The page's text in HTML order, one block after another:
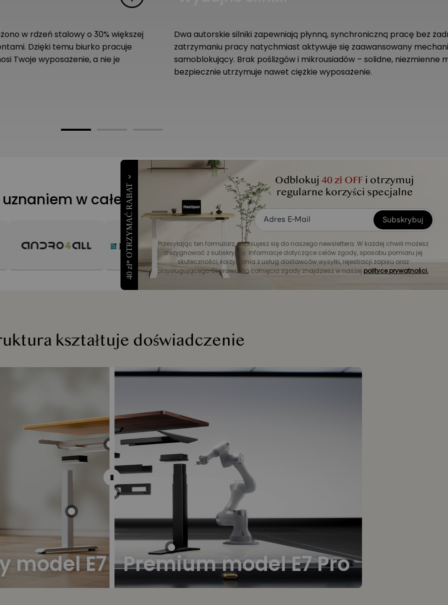
w rdzeń stalowy o 30% większej
Dzięki temu biurko pracuje
Twoje wyposażenie, a nie je
Dwa autorskie silniki zapewniają płynną, synchroniczną pracę bez
zatrzymaniu pracy natychmiast aktywuje się zaawansowany
samoblokujący. Brak poślizgów i mikrousiadów – solidne, niezmienne
bezpiecznie utrzymuje nawet ciężkie wyposażenie.
w całej branży za doskonałość.
kształtuje doświadczenie
model E7 Premium model E7 Pro
40 zł* OTRZYMAĆ RABAT
Odblokuj 40 zł OFF i otrzymuj
regularne korzyści specjalne
Subskrybuj
Przesyłając ten formularz, zapisujesz się do naszego newslettera. W każdej chwili możesz
zrezygnować z subskrypcji. Informacje dotyczące celów zgody, sposobu pomiaru jej
skuteczności, korzystania z usług dostawców wysyłki, rejestracji zapisu oraz
przysługującego Ci prawa do cofnięcia zgody znajdziesz w naszej polityce prywatności.